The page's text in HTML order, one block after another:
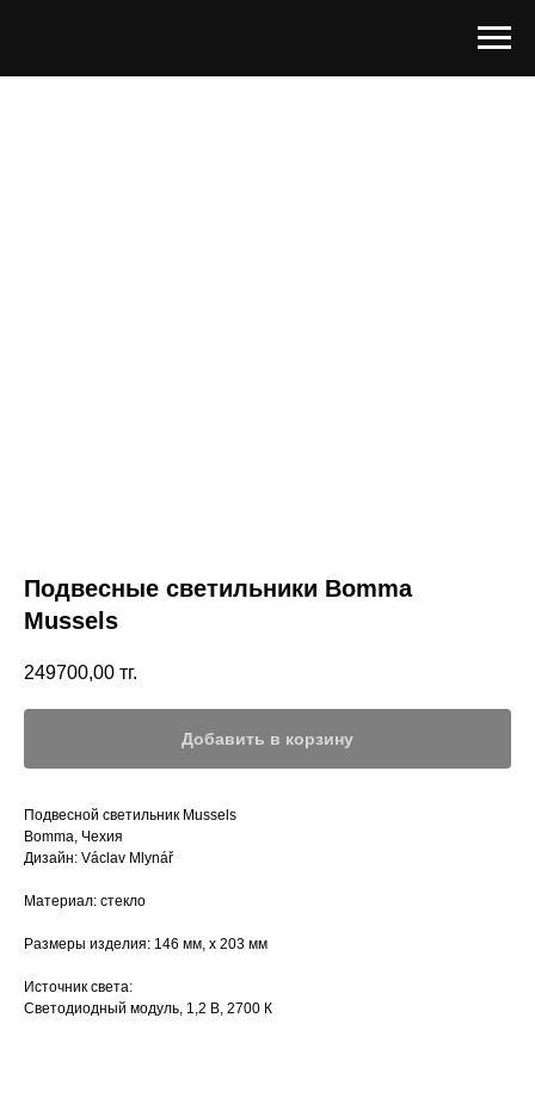
Подвесные светильники Bomma
Mussels
249700,00 тг.
Добавить в корзину
Подвесной светильник Mussels
Bomma, Чехия
Дизайн: Václav Mlynář
Материал: стекло
Размеры изделия: 146 мм, х 203 мм
Источник света:
Светодиодный модуль, 1,2 В, 2700 К